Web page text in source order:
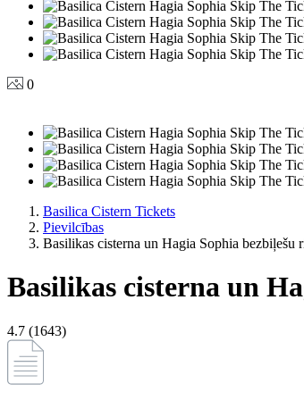
0
Basilica Cistern Tickets
Pievilcības
Basilikas cisterna un Hagia Sophia bezbiļešu
Basilikas cisterna un
4.7 (1643)